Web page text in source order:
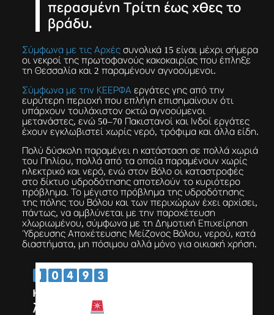
περασμένη Τρίτη έως χθες το
βράδυ.
Σύμφωνα με τις Αρχέςσυνολικά 15 είναι μέχρι σήμερα
οι νεκροί της πρωτοφανούς κακοκαιρίας που έπληξε
τη Θεσσαλία και 2 παραμένουν αγνοούμενοι.
Σύμφωνα με την ΚΕΕΡΦΑ εργάτες γης από την
ευρύτερη περιοχή που επλήγη επισημαίνουν ότι
υπάρχουν τουλάχιστον οκτώ αγνοούμενοι
μετανάστες, ενώ 50–70 Πακιστανοί και Ινδοί εργάτες
έχουν εγκλωβιστεί χωρίς νερό, τρόφιμα και άλλα είδη.
Πολύ δύσκολη παραμένει η κατάσταση σε πολλά χωριά
του Πηλίου, πολλά από τα οποία παραμένουν χωρίς
ηλεκτρικό και νερό, ενώ στον Βόλο οι καταστροφές
στο δίκτυο υδροδότησης αποτελούν το κυριότερο
πρόβλημα. Το μέγιστο πρόβλημα της υδροδότησης
της πόλης του Βόλου και των περιχώρων έχει αρχίσει,
πάντως, να αμβλύνεται με την παροχέτευση
χλωριωμένου, σύμφωνα με τη Δημοτική Επιχείρηση
Ύδρευσης Αποχέτευσης Μείζονος Βόλου, νερού, κατά
διαστήματα, μη πόσιμου αλλά μόνο για οικιακή χρήση.
κλήσεις έχει
λάβει το